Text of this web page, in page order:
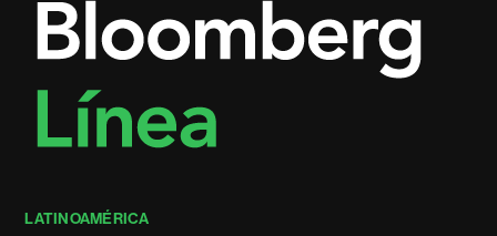
LATINOAMÉRICA